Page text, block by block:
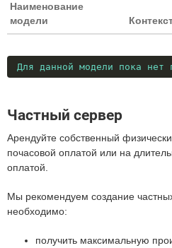
Наименование
модели
Для данной модели пока нет
Частный сервер
Арендуйте собственный
почасовой оплатой или на
оплатой.
Мы рекомендуем создание
необходимо:
получить максимальную